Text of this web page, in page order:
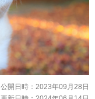
公開日時： 2023年09月28日